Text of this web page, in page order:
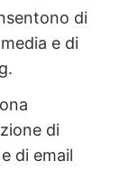
di
e di
di
di email